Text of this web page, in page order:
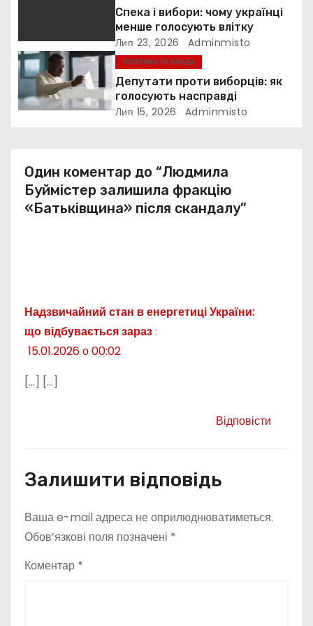
с
і
в
Спека і вибори: чому українці
менше голосують влітку
Лип 23, 2026 Adminmisto
ПОЛІТИКА ТА ВЛАДА
Депутати проти виборців: як
голосують насправді
Лип 15, 2026 Adminmisto
Один коментар до “Людмила
Буймістер залишила фракцію
«Батьківщина» після скандалу”
Надзвичайний стан в енергетиці України:
що відбувається зараз:
15.01.2026 о 00:02
[…] […]
Відповісти
Залишити відповідь
Ваша e-mail адреса не оприлюднюватиметься.
Обов’язкові поля позначені *
Коментар *